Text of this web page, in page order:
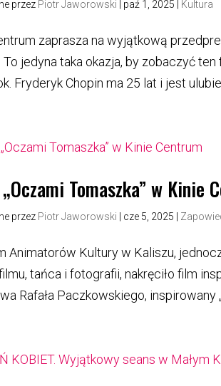
przez Piotr Jaworowski paź 1, 2025 Kultura
zaprasza na wyjątkową
To jedyna taka okazja, by zobaczyć
Fryderyk Chopin ma 25 lat i jest
Tomaszka” w Kinie
przez Piotr Jaworowski cze 5, 2025
Animatorów Kultury w Kaliszu,
tańca i fotografii, nakręciło film
Rafała Paczkowskiego, inspirowany